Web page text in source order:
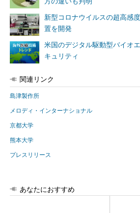
新型コロナウイルスの超高感
置を開発
米国のデジタル駆動型バイオ
キュリティ
関連リンク
島津製作所
メロディ・インターナショナル
京都大学
熊本大学
プレスリリース
あなたにおすすめ